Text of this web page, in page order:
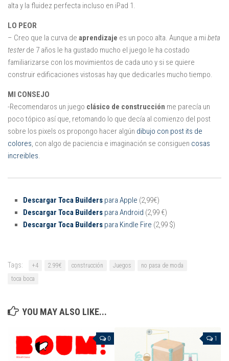
alta y la fluidez perfecta incluso en iPad 1.
LO PEOR
– Creo que la curva de aprendizaje es un poco alta. Aunque a mi beta
testerde 7 años le ha gustado mucho el juego le ha costado
familiarizarse con los movimientos de cada uno y si se quiere
construir edificaciones vistosas hay que dedicarles mucho tiempo.
MI CONSEJO
-Recomendaros un juego clásico de construcción me parecía un
poco tópico así que, retomando lo que decía al comienzo del post
sobre los pixels os propongo hacer algún dibujo con post its de
colores, con algo de paciencia e imaginación se consiguen cosas
increibles.
Descargar Toca Builders para Apple (2,99€)
Descargar Toca Builders para Android (2,99 €)
Descargar Toca Builders para Kindle Fire (2,99 $)
Tags: +4 2.99€ construcción Juegos
no pasa de moda
toca boca
YOU MAY ALSO LIKE...
0 1